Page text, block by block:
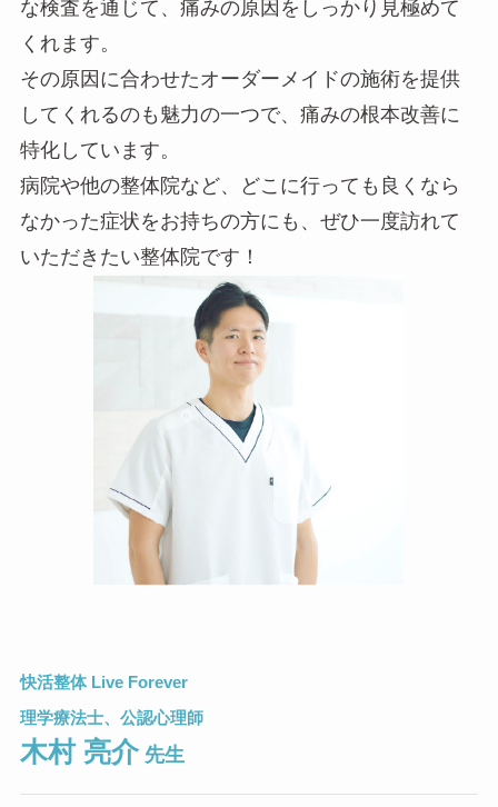
な検査を通じて、痛みの原因をしっかり見極めて
くれます。
その原因に合わせたオーダーメイドの施術を提供
してくれるのも魅力の一つで、痛みの根本改善に
特化しています。
病院や他の整体院など、どこに行っても良くなら
なかった症状をお持ちの方にも、ぜひ一度訪れて
いただきたい整体院です！
快活整体 Live Forever
理学療法士、公認心理師
木村 亮介先生